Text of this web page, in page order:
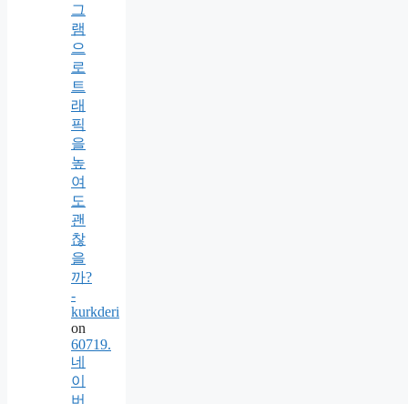
그
램
으
로
트
래
픽
을
높
여
도
괜
찮
을
까?
-
kurkderi
on
60719.
네
이
버